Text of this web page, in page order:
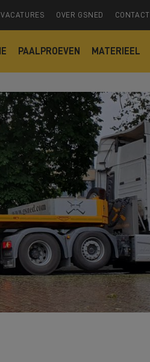
VACATURES OVER GSNED CONTACT
PAALPROEVEN MATERIEEL